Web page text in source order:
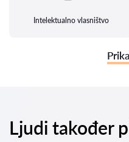
Intelektualno vlasništvo
Ljudi također